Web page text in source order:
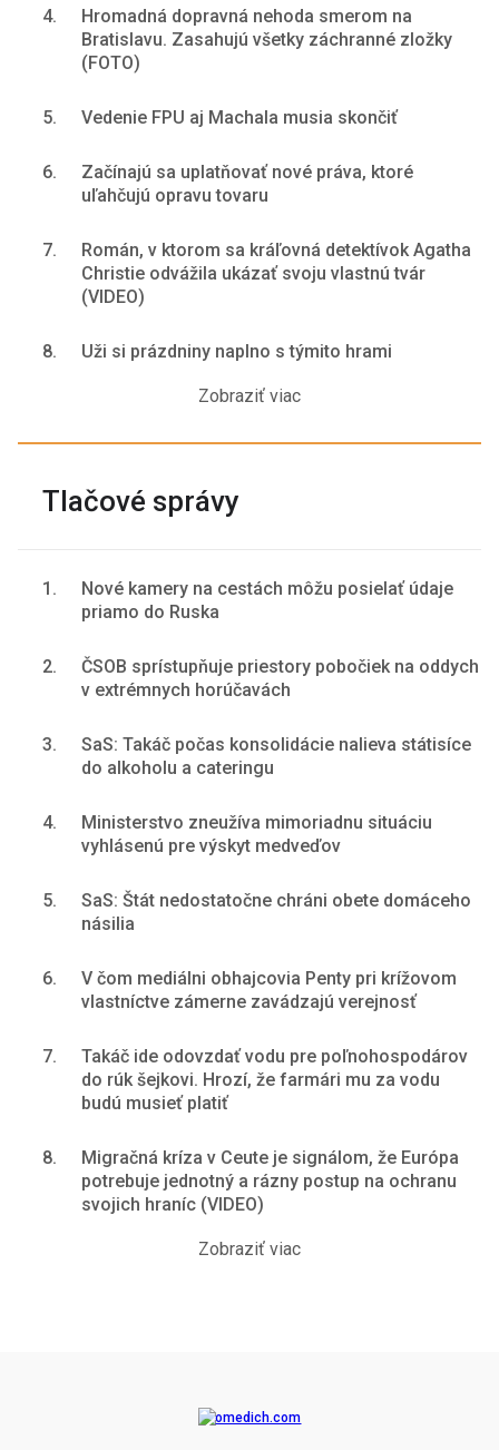
4.
Hromadná dopravná nehoda smerom na
Bratislavu. Zasahujú všetky záchranné zložky
(FOTO)
5. Vedenie FPU aj Machala musia skončiť
6.
Začínajú sa uplatňovať nové práva, ktoré
uľahčujú opravu tovaru
7.
Román, v ktorom sa kráľovná detektívok Agatha
Christie odvážila ukázať svoju vlastnú tvár
(VIDEO)
8. Uži si prázdniny naplno s týmito hrami
Zobraziť viac
Tlačové správy
1.
Nové kamery na cestách môžu posielať údaje
priamo do Ruska
2.
ČSOB sprístupňuje priestory pobočiek na oddych
v extrémnych horúčavách
3.
SaS: Takáč počas konsolidácie nalieva státisíce
do alkoholu a cateringu
4.
Ministerstvo zneužíva mimoriadnu situáciu
vyhlásenú pre výskyt medveďov
5.
SaS: Štát nedostatočne chráni obete domáceho
násilia
6.
V čom mediálni obhajcovia Penty pri krížovom
vlastníctve zámerne zavádzajú verejnosť
7.
Takáč ide odovzdať vodu pre poľnohospodárov
do rúk šejkovi. Hrozí, že farmári mu za vodu
budú musieť platiť
8.
Migračná kríza v Ceute je signálom, že Európa
potrebuje jednotný a rázny postup na ochranu
svojich hraníc (VIDEO)
Zobraziť viac